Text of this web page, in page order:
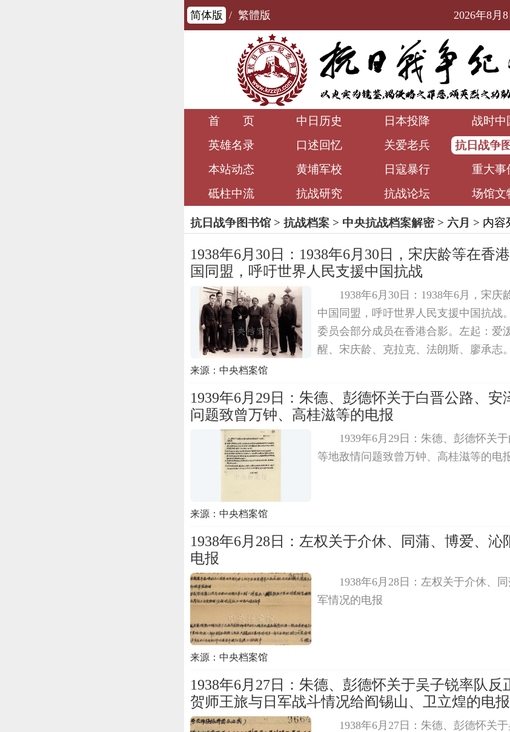
简体版 / 繁體版 2026年8月
首 页 中日历史 日本投降 战时中
英雄名录
口述回忆 关爱老兵 抗日战争
本站动态
黄埔军校 日寇暴行 重大事
砥柱中流
抗战研究 抗战论坛 场馆文
抗日战争图书馆 > 抗战档案 > 中央抗战档案解密> 六月 > 内容
1938年6月30日：1938年6月30日，宋庆龄等在香
国同盟，呼吁世界人民支援中国抗战
1938年6月30日：1938年6月，宋
中国同盟，呼吁世界人民支援中国抗战
委员会部分成员在香港合影。左起：爱
醒、宋庆龄、克拉克、法朗斯、廖承志。
来源：中央档案馆
1939年6月29日：朱德、彭德怀关于白晋公路、安
问题致曾万钟、高桂滋等的电报
1939年6月29日：朱德、彭德怀关
等地敌情问题致曾万钟、高桂滋等的电
来源：中央档案馆
1938年6月28日：左权关于介休、同蒲、博爱、沁
电报
1938年6月28日：左权关于介休、
军情况的电报
来源：中央档案馆
1938年6月27日：朱德、彭德怀关于吴子锐率队反
贺师王旅与日军战斗情况给阎锡山、卫立煌的电报
1938年6月27日：朱德、彭德怀关